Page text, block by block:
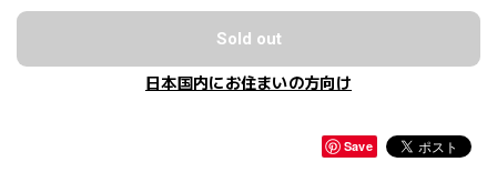
Sold out
日本国内にお住まいの方向け
Save